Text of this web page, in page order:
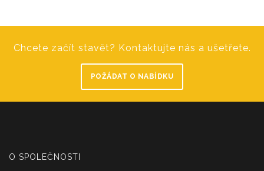
Chcete začít stavět? Kontaktujte nás a ušetřete.
POŽÁDAT O NABÍDKU
O SPOLEČNOSTI